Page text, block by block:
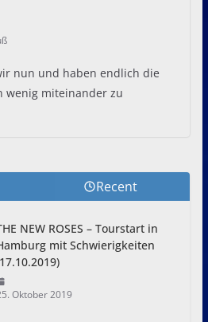
nun und haben endlich die
wenig miteinander zu
Recent
NEW ROSES – Tourstart in
mit Schwierigkeiten
Oktober 2019